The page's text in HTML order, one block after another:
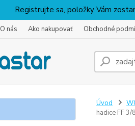
Registrujte sa, položky Vám
O nás Ako nakupovať Obchodné
Úvod
hadice FF